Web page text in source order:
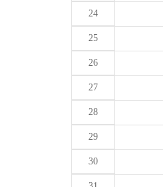
24
25
26
27
28
29
30